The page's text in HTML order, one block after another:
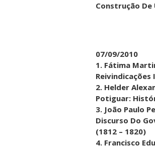
Construção De
07/09/2010
1. Fátima
Reivindicações
2. Helder
Potiguar:
3. João Paulo
Discurso Do
(1812 – 1820)
4. Francisco